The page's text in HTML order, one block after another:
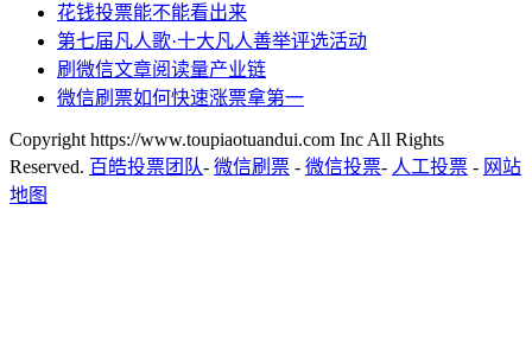
花钱投票能不能看出来
第七届凡人歌·十大凡人善举评选活动
刷微信文章阅读量产业链
微信刷票如何快速涨票拿第一
Copyright https://www.toupiaotuandui.com Inc All Rights
Reserved. 百皓投票团队- 微信刷票 - 微信投票- 人工投票 - 网站
地图